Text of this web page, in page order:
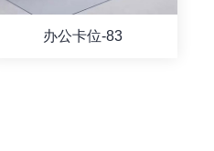
办公卡位-83